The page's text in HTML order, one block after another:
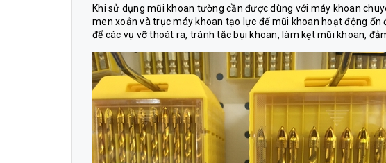
Khi sử dụng mũi khoan tường cần được dùng với máy khoan
men xoắn và trục máy khoan tạo lực để mũi khoan hoạt động
để các vụ vỡ thoát ra, tránh tắc bụi khoan, làm kẹt mũi khoan,